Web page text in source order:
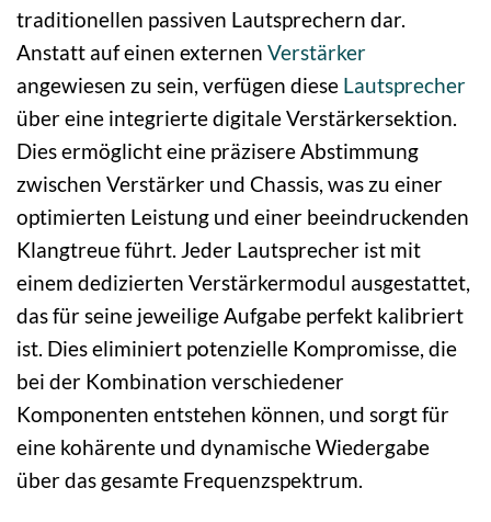
traditionellen passiven Lautsprechern dar.
Anstatt auf einen externen Verstärker
angewiesen zu sein, verfügen diese Lautsprecher
über eine integrierte digitale Verstärkersektion.
Dies ermöglicht eine präzisere Abstimmung
zwischen Verstärker und Chassis, was zu einer
optimierten Leistung und einer beeindruckenden
Klangtreue führt. Jeder Lautsprecher ist mit
einem dedizierten Verstärkermodul ausgestattet,
das für seine jeweilige Aufgabe perfekt kalibriert
ist. Dies eliminiert potenzielle Kompromisse, die
bei der Kombination verschiedener
Komponenten entstehen können, und sorgt für
eine kohärente und dynamische Wiedergabe
über das gesamte Frequenzspektrum.